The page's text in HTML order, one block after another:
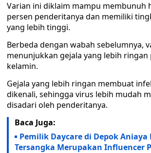
Varian ini diklaim mampu membunuh
persen penderitanya dan memiliki
yang lebih tinggi.
Berbeda dengan wabah sebelumnya,
menunjukkan gejala yang lebih ringan
kelamin.
Gejala yang lebih ringan membuat
dikenali, sehingga virus lebih mudah
disadari oleh penderitanya.
Baca Juga:
Pemilik Daycare di Depok Aniaya
Tersangka Merupakan Influencer